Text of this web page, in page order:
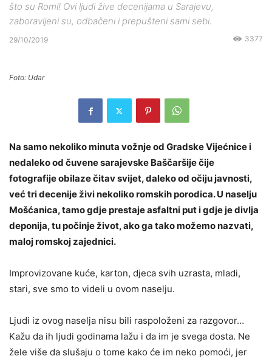
što su Romi! Ovi ljudi žive decenijama u Sarajevu,
zaboravljeni su, odbačeni i prepušteni sami sebi.
29/10/2019 3377
Foto: Udar
Na samo nekoliko minuta vožnje od Gradske Vijećnice i
nedaleko od čuvene sarajevske Baščaršije čije
fotografije obilaze čitav svijet, daleko od očiju javnosti,
već tri decenije živi nekoliko romskih porodica. U naselju
Mošćanica, tamo gdje prestaje asfaltni put i gdje je divlja
deponija, tu počinje život, ako ga tako možemo nazvati,
maloj romskoj zajednici.
Improvizovane kuće, karton, djeca svih uzrasta, mladi,
stari, sve smo to videli u ovom naselju.
Ljudi iz ovog naselja nisu bili raspoloženi za razgovor…
Kažu da ih ljudi godinama lažu i da im je svega dosta. Ne
žele više da slušaju o tome kako će im neko pomoći, jer